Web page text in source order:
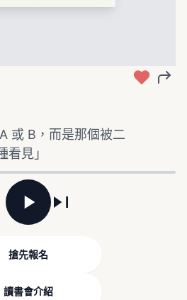
或 B，而是那個被二
見」
搶先報名
讀書會介紹